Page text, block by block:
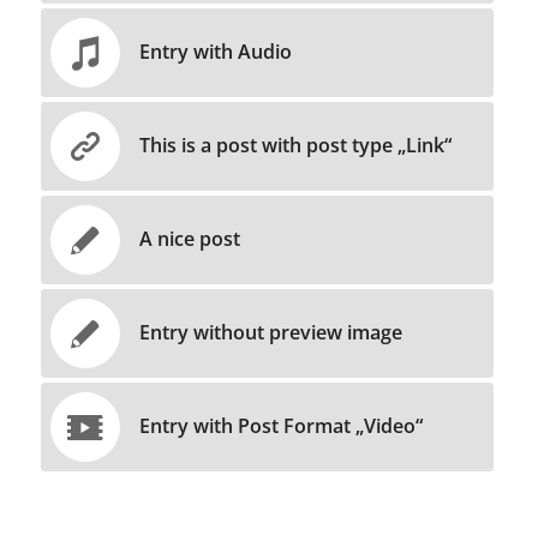
Entry with Audio
This is a post with post type „Link“
A nice post
Entry without preview image
Entry with Post Format „Video“